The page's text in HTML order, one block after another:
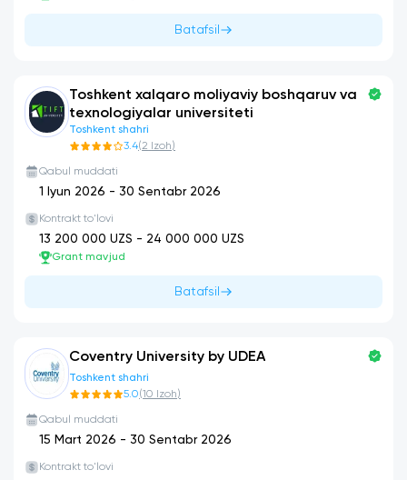
Batafsil
Toshkent xalqaro moliyaviy boshqaruv va
texnologiyalar universiteti
Toshkent shahri
3.4(2 Izoh)
Qabul muddati
1 Iyun 2026 - 30 Sentabr 2026
Kontrakt to'lovi
13 200 000 UZS - 24 000 000 UZS
Grant mavjud
Batafsil
Coventry University by UDEA
Toshkent shahri
5.0(10 Izoh)
Qabul muddati
15 Mart 2026 - 30 Sentabr 2026
Kontrakt to'lovi